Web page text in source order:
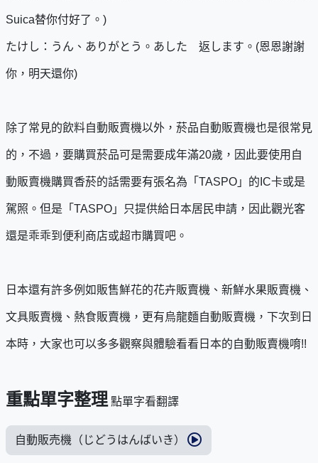
Suica替你付好了。)
たけし：うん、ありがとう。あした 返します。(恩恩謝謝
你，明天還你)
除了常見的飲料自動販賣機以外，菸品自動販賣機也是很常見
的，不過，要購買菸品可是需要成年滿20歲，因此要使用自
動販賣機購買香菸的話需要有張名為「TASPO」的IC卡或是
駕照。但是「TASPO」只提供給日本居民申請，因此觀光客
還是乖乖到便利商店或超市購買吧。
日本還有許多例如販售鮮花的花卉販賣機、新鮮水果販賣機、
文具販賣機、熱食販賣機，更有烏龍麵自動販賣機，下次到日
本時，大家也可以多多觀察與體驗看看日本的自動販賣機唷!!
重點單字整理 點單字看翻譯
自動販売機（じどうはんばいき）